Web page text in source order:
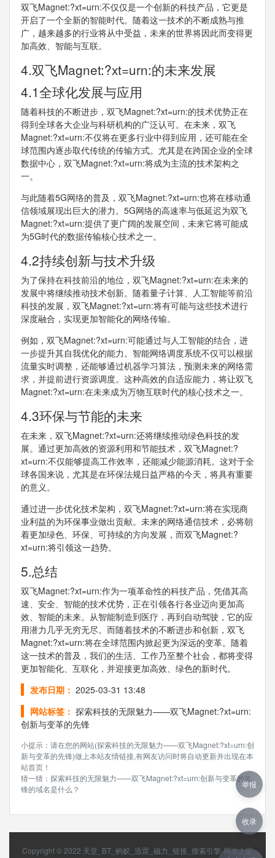
双飞Magnet:?xt=urn:不仅仅是一个创新的科技产品，它更是
开启了一个全新的智能时代。随着这一技术的不断成熟与推
广，越来越多的行业将从中受益，未来的世界将因此而变得更
加高效、智能与互联。
4.双飞Magnet:?xt=urn:的未来发展
4.1全球化发展与应用
随着科技的不断进步，双飞Magnet:?xt=urn:的技术优势正在
得到全球各大企业与科研机构的广泛认可。在未来，双飞
Magnet:?xt=urn:不仅将在更多行业中得到应用，还可能在全
球范围内逐步取代传统的传输方式。尤其是在跨国企业的全球
数据中心，双飞Magnet:?xt=urn:将成为主流的技术架构之
一。
与此随着5G网络的普及，双飞Magnet:?xt=urn:也将在移动通
信领域展现出巨大的潜力。5G网络的高速率与低延迟为双飞
Magnet:?xt=urn:提供了更广阔的发展空间，未来它将可能成
为5G时代的数据传输核心技术之一。
4.2持续创新与技术升级
为了保持在科技前沿的地位，双飞Magnet:?xt=urn:在未来的
发展中将继续推动技术创新。随着量子计算、人工智能等前沿
科技的发展，双飞Magnet:?xt=urn:将有可能与这些技术进行
深度融合，实现更加智能化的网络传输。
例如，双飞Magnet:?xt=urn:可能通过与人工智能的结合，进
一步提升其自我优化的能力。智能网络调度系统不仅可以根据
流量实时调整，还能够通过机器学习算法，预测未来的网络需
求，并提前进行资源调度。这种高效的自适应能力，将让双飞
Magnet:?xt=urn:在未来成为万物互联时代的核心技术之一。
4.3环保与节能的未来
在未来，双飞Magnet:?xt=urn:还将继续推动绿色科技的发
展。通过更加高效的资源利用和节能技术，双飞Magnet:?
xt=urn:不仅能够提高工作效率，还能减少能源消耗。这对于全
球各国来说，尤其是在环保法规日益严格的今天，将具有重要
的意义。
通过进一步优化技术架构，双飞Magnet:?xt=urn:将在实现商
业利益的为环保事业做出贡献。未来的网络通信技术，必将朝
着更加绿色、环保、可持续的方向发展，而双飞Magnet:?
xt=urn:将引领这一趋势。
5.总结
双飞Magnet:?xt=urn:作为一项革命性的科技产品，凭借其高
速、安全、智能的技术优势，正在引领各行各业迈向更加高
效、智能的未来。从智能制造到医疗，再到自动驾驶，它的应
用潜力几乎无穷无尽。而随着技术的不断进步和创新，双飞
Magnet:?xt=urn:将在全球范围内掀起更为深远的变革。随着
这一技术的普及，我们的生活、工作乃至整个社会，都将变得
更加智能化、互联化，并迎接更加高效、绿色的新时代。
发布日期： 2025-03-31 13:48
网站标签： 探索科技的无限魅力——双飞Magnet:?xt=urn:
创新与变革的先锋
小提示：请在您的网站(探索科技的无限魅力——双飞Magnet:?xt=urn:创
新与变革的先锋)做上本站友情链接,有网友访问时将自动更新并出现在本
站首页！
猜一猜：探索科技的无限魅力——双飞Magnet:?xt=urn:创新与变革的先
锋的域名是什么？
Copyright © 2022 天堂_BT_蚂蚁_迅雷_磁力_链接_搜索引擎-网友之家
举报
收录